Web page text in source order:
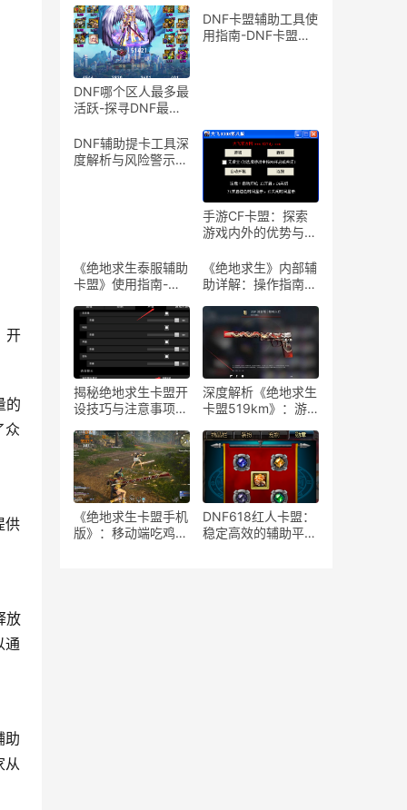
开
的
众
供
放
通
助
从
DNF哪个区人最多最
活跃-探寻DNF最热
游戏天堂
DNF卡盟辅助工具使
用指南-DNF卡盟辅
DNF辅助提卡工具深
度解析与风险警示-
手游CF卡盟：探索
游戏内外的优势与合
盟：深入解析游戏产
业中的联盟与合作策
《绝地求生泰服辅助
卡盟》使用指南-
卡盟》体验分享及使
用技巧
《绝地求生》内部辅
助详解：操作指南与
生》内部辅助软件使
用教程与注意事项
揭秘绝地求生卡盟开
设技巧与注意事项-
绝地求生游戏卡盟平
台
深度解析《绝地求生
卡盟519km》：游
《绝地求生》卡盟
519km：揭秘高端
玩家生存与竞技秘籍
《绝地求生卡盟手机
版》：移动端吃鸡新
DNF618红人卡盟：
稳定高效的辅助平台